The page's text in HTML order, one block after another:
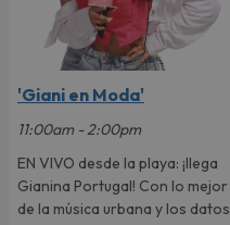
'Giani en Moda'
11:00am - 2:00pm
EN VIVO desde la playa: ¡llega
Gianina Portugal! Con lo mejor
de la música urbana y los datos